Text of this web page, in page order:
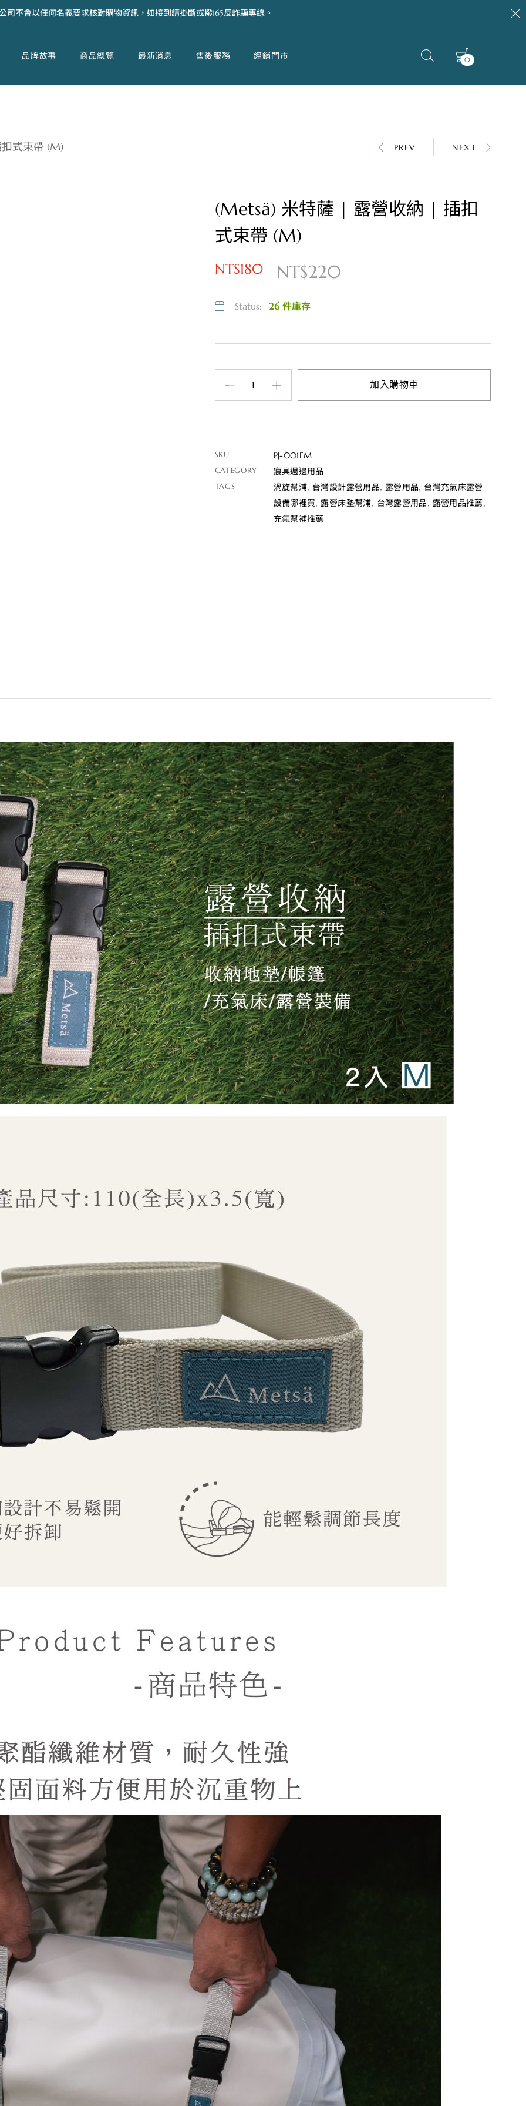
司不會以任何名義要求核對購物資訊，如接到請掛斷或撥165反詐騙專線。
品牌故事 商品總覽 最新消息 售後服務 經銷門市 0
式束帶 (M) PREV NEXT
(Metsä) 米特薩 | 露營收納 | 插扣
式束帶 (M)
NT$220
NT$180
Status: 26 件庫存
加入購物車
SKU PJ-001FM
CATEGORY 寢具週邊用品
TAGS 渦旋幫浦, 台灣設計露營用品, 露營用品, 台灣充氣床露營
設備哪裡買, 露營床墊幫浦, 台灣露營用品, 露營用品推薦,
充氣幫補推薦